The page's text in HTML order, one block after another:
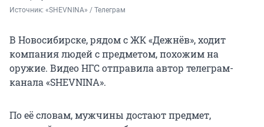
Источник: «SHEVNINA» / Телеграм
В Новосибирске, рядом с ЖК «Дежнёв», ходит
компания людей с предметом, похожим на
оружие. Видео НГС отправила автор телеграм-
канала «SHEVNINA».
По её словам, мужчины достают предмет,